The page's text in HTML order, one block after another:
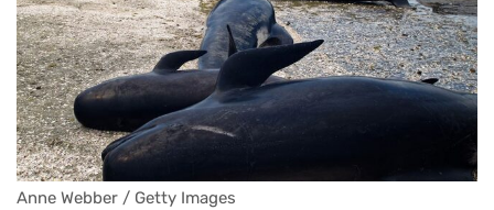
Anne Webber / Getty Images